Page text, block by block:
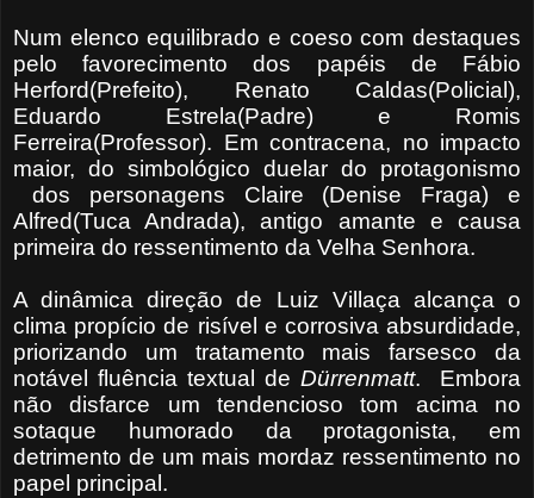
Num elenco equilibrado e coeso com destaques
pelo favorecimento dos papéis de Fábio
Herford(Prefeito), Renato Caldas(Policial),
Eduardo Estrela(Padre) e Romis
Ferreira(Professor). Em contracena, no impacto
maior, do simbológico duelar do protagonismo
dos personagens Claire (Denise Fraga) e
Alfred(Tuca Andrada), antigo amante e causa
primeira do ressentimento da Velha Senhora.
A dinâmica direção de Luiz Villaça alcança o
clima propício de risível e corrosiva absurdidade,
priorizando um tratamento mais farsesco da
notável fluência textual de Dürrenmatt.
Embora
não disfarce um tendencioso tom acima no
sotaque humorado da protagonista, em
detrimento de um mais mordaz ressentimento no
papel principal.